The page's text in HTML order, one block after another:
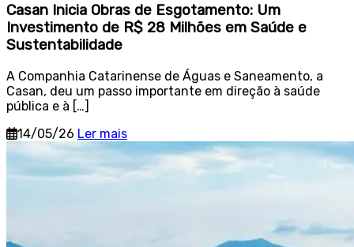
Casan Inicia Obras de Esgotamento: Um
Investimento de R$ 28 Milhões em Saúde e
Sustentabilidade
A Companhia Catarinense de Águas e Saneamento, a
Casan, deu um passo importante em direção à saúde
pública e à […]
14/05/26 Ler mais